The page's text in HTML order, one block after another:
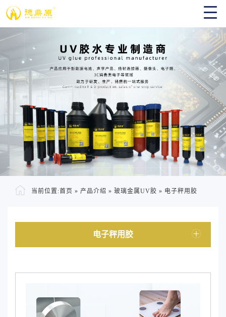
当前位置:首页 » 产品介绍 » 玻璃金属UV胶 » 电子秤用胶
电子秤用胶